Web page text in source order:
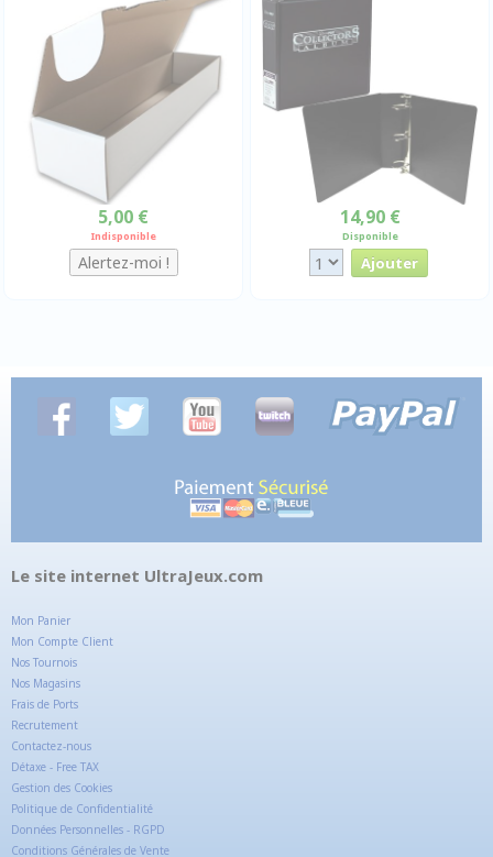
5,00 €
Indisponible
14,90 €
Disponible
Le site internet UltraJeux.com
Mon Panier
Mon Compte Client
Nos Tournois
Nos Magasins
Frais de Ports
Recrutement
Contactez-nous
Détaxe - Free TAX
Gestion des Cookies
Politique de Confidentialité
Données Personnelles - RGPD
Conditions Générales de Vente